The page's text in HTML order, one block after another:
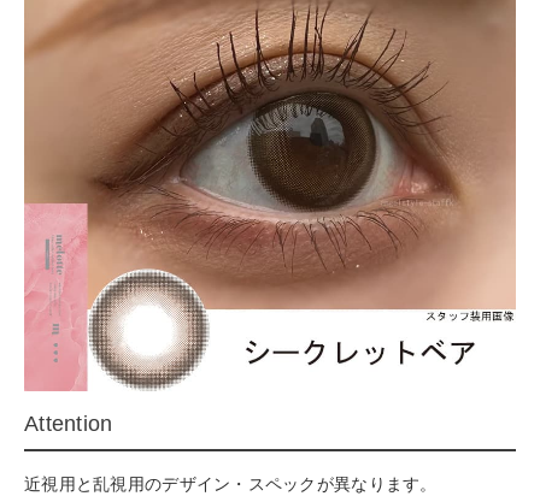
Attention
近視用と乱視用のデザイン・スペックが異なります。